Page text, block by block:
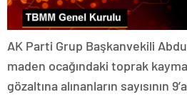
AK Parti Grup Başkanvekili
maden ocağındaki toprak
gözaltına alınanların sayısının